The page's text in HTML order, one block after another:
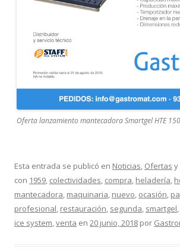
Oferta lanzamiento mantecadora Smartgel HTE 150
Esta entrada se publicó en Noticias, Ofertas y
con 1959, colectividades, compra, heladería,
mantecadora, maquinaria, nuevo, ocasión,
profesional, restauración, segunda, smartgel,
ice system,venta en 20 junio, 2018 por